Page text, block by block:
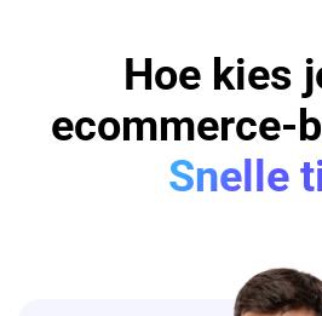
Hoe kies
ecommerce-
Snelle